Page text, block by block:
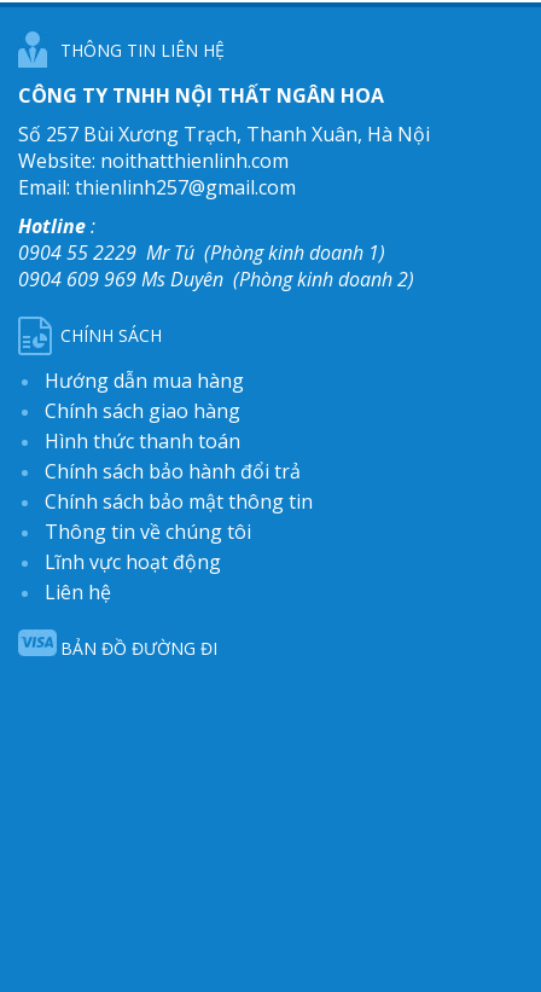
THÔNG TIN LIÊN HỆ
CÔNG TY TNHH NỘI THẤT NGÂN HOA
Số 257 Bùi Xương Trạch, Thanh Xuân, Hà Nội
Website: noithatthienlinh.com
Email: thienlinh257@gmail.com
Hotline:
0904 55 2229 Mr Tú (Phòng kinh doanh 1)
0904 609 969 Ms Duyên (Phòng kinh doanh 2)
CHÍNH SÁCH
Hướng dẫn mua hàng
Chính sách giao hàng
Hình thức thanh toán
Chính sách bảo hành đổi trả
Chính sách bảo mật thông tin
Thông tin về chúng tôi
Lĩnh vực hoạt động
Liên hệ
BẢN ĐỒ ĐƯỜNG ĐI